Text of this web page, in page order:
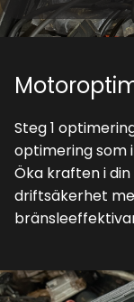
Steg 1
optimering som
Öka kraften i
driftsäkerhet